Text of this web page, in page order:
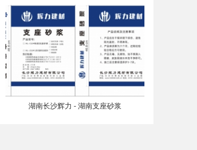
湖南长沙辉力 - 湖南支座砂浆